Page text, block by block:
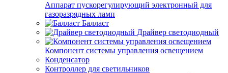
Аппарат пускорегулирующий электронный для
газоразрядных ламп
Балласт
Драйвер светодиодный
Компонент системы управления освещением
Конденсатор
Контроллер для светильников